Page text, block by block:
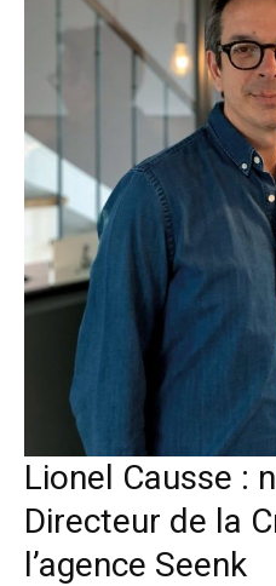
Lionel Causse :
Directeur de la
l’agence Seenk